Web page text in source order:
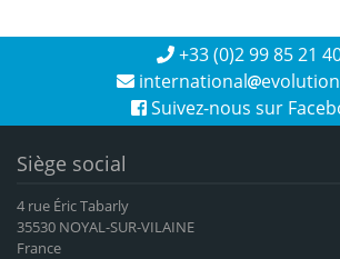
+33 (0)2 99 85 21
international
Suivez-nous sur
Siège social
4 rue Éric Tabarly
35530 NOYAL-SUR-VILAINE
France